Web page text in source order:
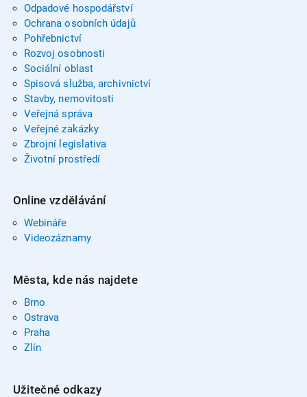
Odpadové hospodářství
Ochrana osobních údajů
Pohřebnictví
Rozvoj osobnosti
Sociální oblast
Spisová služba, archivnictví
Stavby, nemovitosti
Veřejná správa
Veřejné zakázky
Zbrojní legislativa
Životní prostředí
Online vzdělávání
Webináře
Videozáznamy
Města, kde nás najdete
Brno
Ostrava
Praha
Zlín
Užitečné odkazy